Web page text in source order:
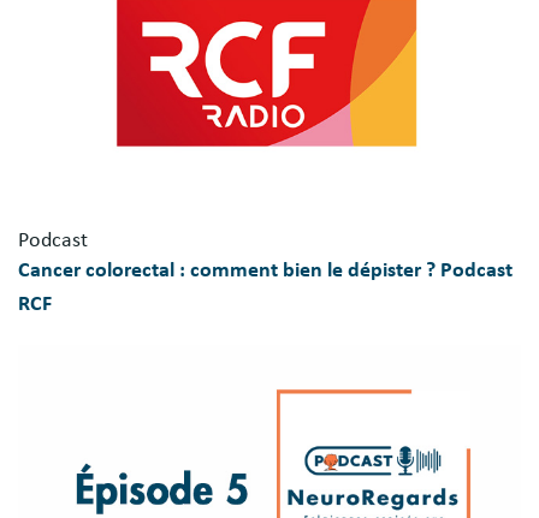
Podcast
Cancer colorectal : comment bien le dépister ? Podcast
RCF